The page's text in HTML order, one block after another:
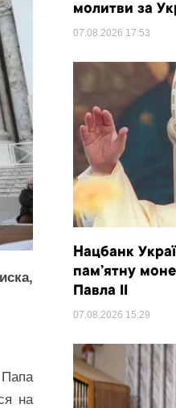
на
молитви за
07.08.2026 17:53
Нацбанк
пам’ятну
Павла II
07.08.2026 15:29